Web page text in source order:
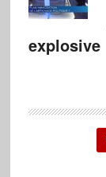
explosive